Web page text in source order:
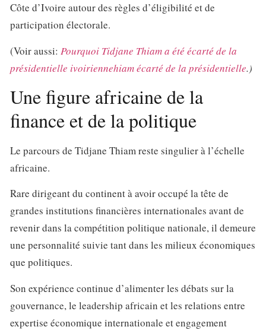
Côte d’Ivoire autour des règles d’éligibilité et de
participation électorale.
(Voir aussi: Pourquoi Tidjane Thiam a été écarté de la
présidentielle ivoiriennehiam écarté de la présidentielle.)
Une figure africaine de la
finance et de la politique
Le parcours de Tidjane Thiam reste singulier à l’échelle
africaine.
Rare dirigeant du continent à avoir occupé la tête de
grandes institutions financières internationales avant de
revenir dans la compétition politique nationale, il demeure
une personnalité suivie tant dans les milieux économiques
que politiques.
Son expérience continue d’alimenter les débats sur la
gouvernance, le leadership africain et les relations entre
expertise économique internationale et engagement